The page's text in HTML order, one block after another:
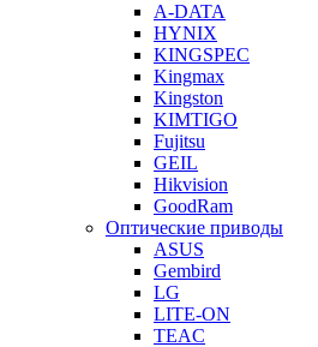
A-DATA
HYNIX
KINGSPEC
Kingmax
Kingston
KIMTIGO
Fujitsu
GEIL
Hikvision
GoodRam
Оптические приводы
ASUS
Gembird
LG
LITE-ON
TEAC